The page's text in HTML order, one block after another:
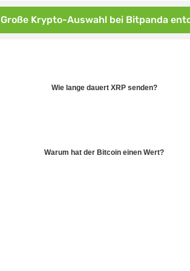
Große Krypto-Auswahl bei Bitpanda
Wie lange dauert XRP senden?
Warum hat der Bitcoin einen Wert?